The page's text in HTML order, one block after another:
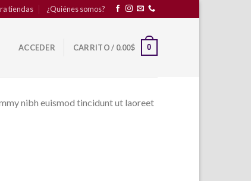
tiendas ¿Quiénes somos?
ACCEDER CARRITO / 0.00$ 0
nibh euismod tincidunt ut laoreet